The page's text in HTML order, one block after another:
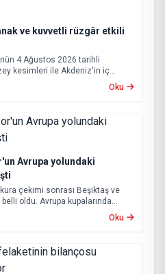
ve kuvvetli rüzgâr etkili
4 Ağustos 2026 tarihli
kesimleri ile Akdeniz'in iç
gök gürültülü sağanak yağış
Oku
Avrupa yolundaki
çekimi sonrası Beşiktaş ve
oldu. Avrupa kupalarında
Trabzonspor, grup aşamasına
karşı karşıya gelecek.
Oku